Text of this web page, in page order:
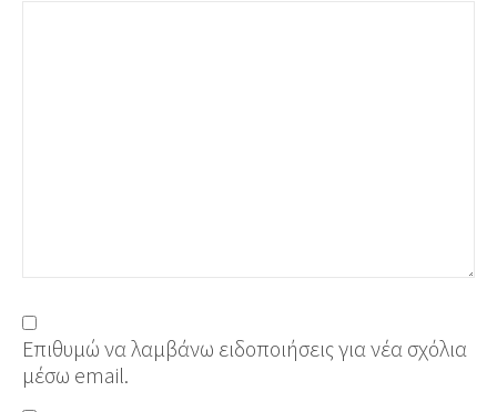
Επιθυμώ να λαμβάνω ειδοποιήσεις για νέα σχόλια
μέσω email.